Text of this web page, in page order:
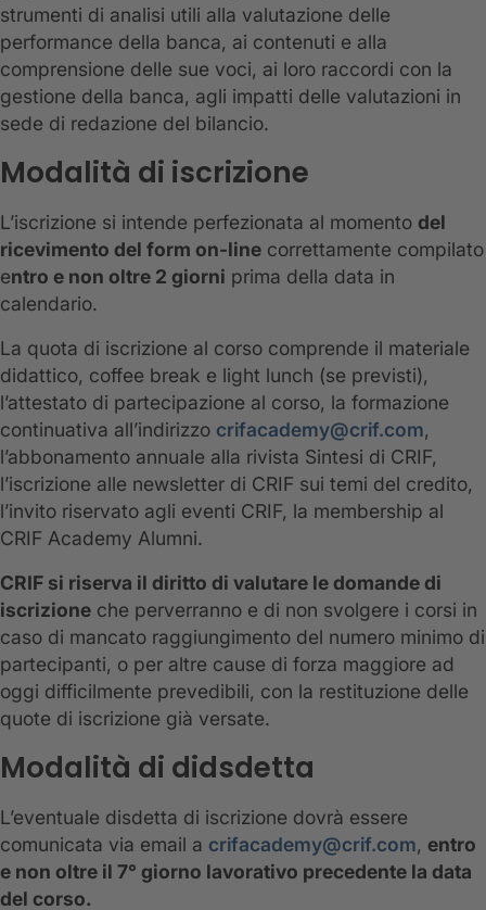
strumenti di analisi utili alla valutazione delle
performance della banca, ai contenuti e alla
comprensione delle sue voci, ai loro raccordi con la
gestione della banca, agli impatti delle valutazioni in
sede di redazione del bilancio.
Modalità di iscrizione
L’iscrizione si intende perfezionata al momento del
ricevimento del form on-line correttamente compilato
entro e non oltre 2 giorni prima della data in
calendario.
La quota di iscrizione al corso comprende il materiale
didattico, coffee break e light lunch (se previsti),
l’attestato di partecipazione al corso, la formazione
continuativa all’indirizzo crifacademy@crif.com,
l’abbonamento annuale alla rivista Sintesi di CRIF,
l’iscrizione alle newsletter di CRIF sui temi del credito,
l’invito riservato agli eventi CRIF, la membership al
CRIF Academy Alumni.
CRIF si riserva il diritto di valutare le domande di
iscrizione che perverranno e di non svolgere i corsi in
caso di mancato raggiungimento del numero minimo di
partecipanti, o per altre cause di forza maggiore ad
oggi difficilmente prevedibili, con la restituzione delle
quote di iscrizione già versate.
Modalità di didsdetta
L’eventuale disdetta di iscrizione dovrà essere
comunicata via email a crifacademy@crif.com, entro
e non oltre il 7° giorno lavorativo precedente la data
del corso.